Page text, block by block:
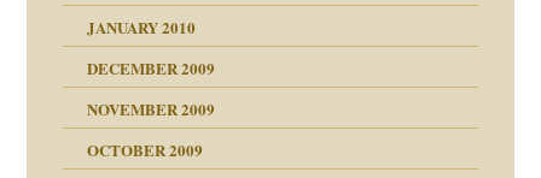
JANUARY 2010
DECEMBER 2009
NOVEMBER 2009
OCTOBER 2009